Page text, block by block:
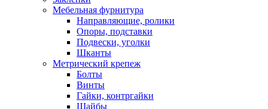
Мебельная фурнитура
Направляющие, ролики
Опоры, подставки
Подвески, уголки
Шканты
Метрический крепеж
Болты
Винты
Гайки, контргайки
Шайбы